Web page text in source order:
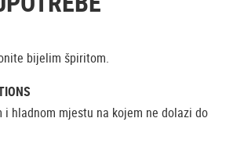
bijelim špiritom.
i hladnom mjestu na kojem ne dolazi do